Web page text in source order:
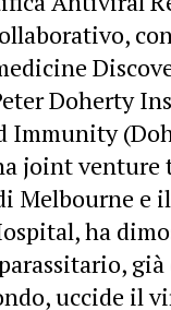
Doherty
Immunity
joint venture
Melbourne e
ha
uccide il